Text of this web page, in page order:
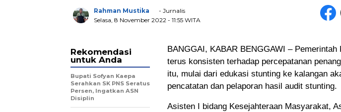
Rahman Mustika
- Jurnalis
Selasa, 8 November 2022 - 11:55 WITA
BANGGAI, KABAR BENGGAWI – Pemerintah
terus konsisten terhadap percepatanan
itu, mulai dari edukasi stunting ke kalangan
pencatatan dan pelaporan hasil audit stunting.
Asisten I bidang Kesejahteraan Masyarakat,
Rekomendasi
untuk Anda
Bupati Sofyan Kaepa
Serahkan SK PNS Seratus
Persen, Ingatkan ASN
Disiplin